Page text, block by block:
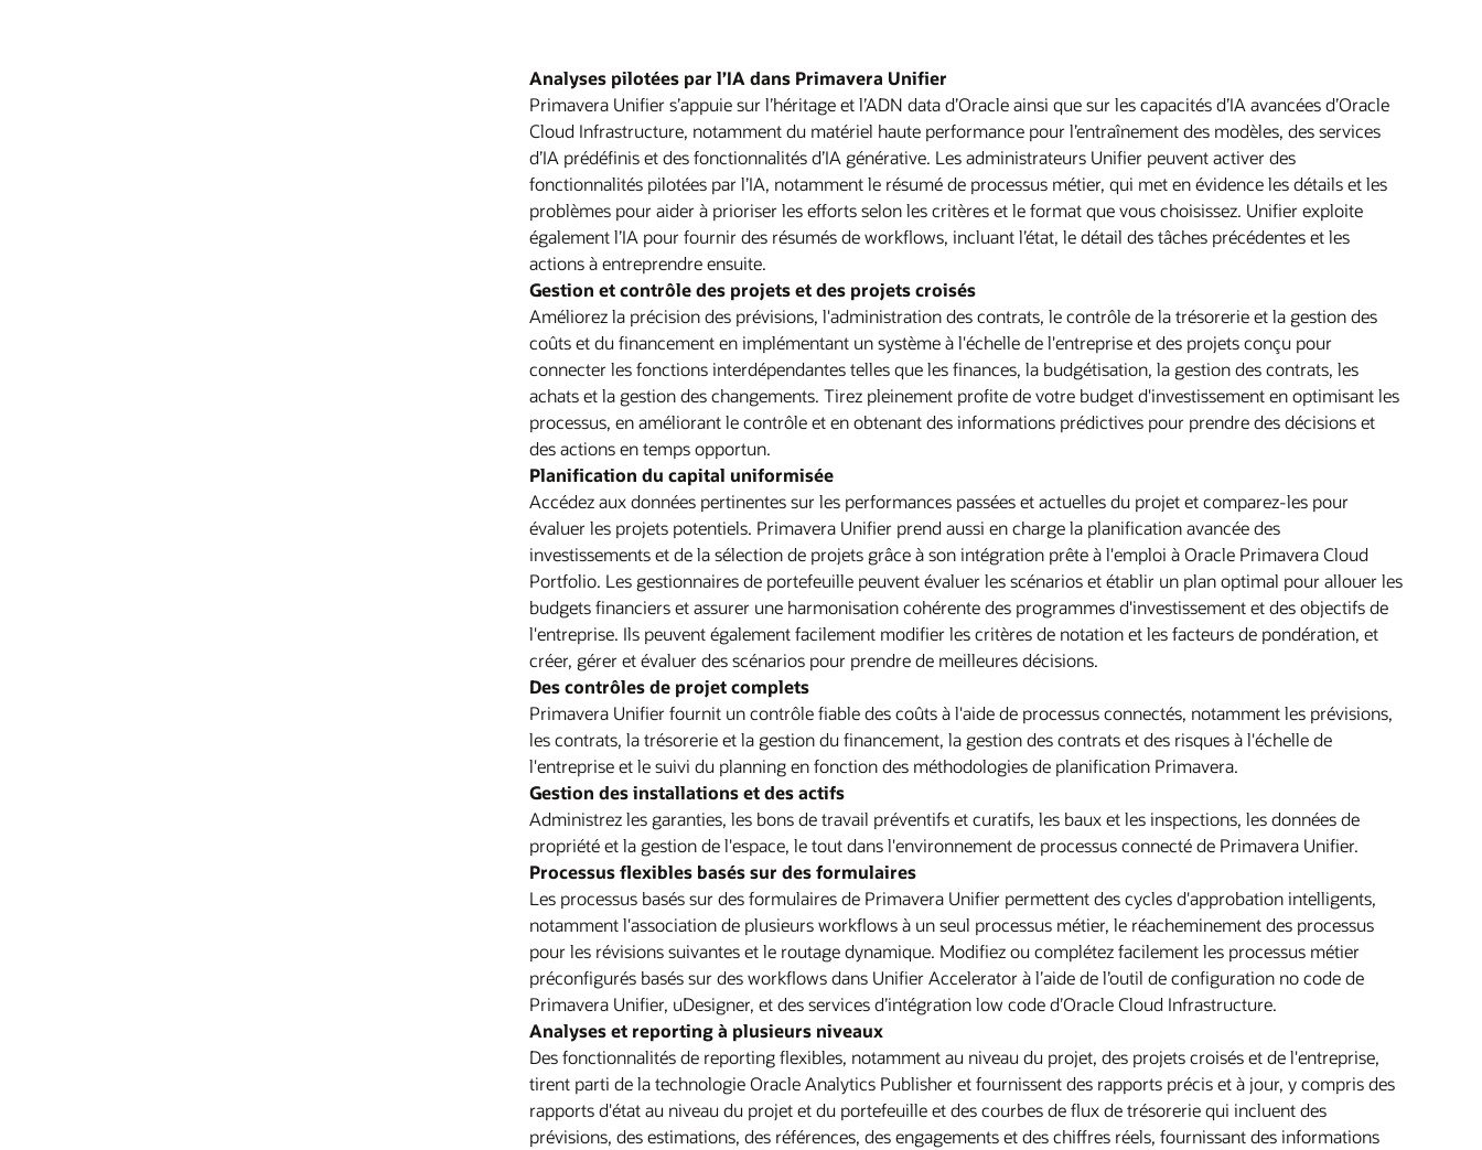
Analyses pilotées par l’IA dans Primavera Unifier
Primavera Unifier s’appuie sur l’héritage et l’ADN data d’Oracle ainsi que sur les capacités d’IA avancées d’Oracle
Cloud Infrastructure, notamment du matériel haute performance pour l’entraînement des modèles, des services
d’IA prédéfinis et des fonctionnalités d’IA générative. Les administrateurs Unifier peuvent activer des
fonctionnalités pilotées par l’IA, notamment le résumé de processus métier, qui met en évidence les détails et les
problèmes pour aider à prioriser les efforts selon les critères et le format que vous choisissez. Unifier exploite
également l’IA pour fournir des résumés de workflows, incluant l’état, le détail des tâches précédentes et les
actions à entreprendre ensuite.
Gestion et contrôle des projets et des projets croisés
Améliorez la précision des prévisions, l'administration des contrats, le contrôle de la trésorerie et la gestion des
coûts et du financement en implémentant un système à l'échelle de l'entreprise et des projets conçu pour
connecter les fonctions interdépendantes telles que les finances, la budgétisation, la gestion des contrats, les
achats et la gestion des changements. Tirez pleinement profite de votre budget d'investissement en optimisant les
processus, en améliorant le contrôle et en obtenant des informations prédictives pour prendre des décisions et
des actions en temps opportun.
Planification du capital uniformisée
Accédez aux données pertinentes sur les performances passées et actuelles du projet et comparez-les pour
évaluer les projets potentiels. Primavera Unifier prend aussi en charge la planification avancée des
investissements et de la sélection de projets grâce à son intégration prête à l'emploi à Oracle Primavera Cloud
Portfolio. Les gestionnaires de portefeuille peuvent évaluer les scénarios et établir un plan optimal pour allouer les
budgets financiers et assurer une harmonisation cohérente des programmes d'investissement et des objectifs de
l'entreprise. Ils peuvent également facilement modifier les critères de notation et les facteurs de pondération, et
créer, gérer et évaluer des scénarios pour prendre de meilleures décisions.
Des contrôles de projet complets
Primavera Unifier fournit un contrôle fiable des coûts à l'aide de processus connectés, notamment les prévisions,
les contrats, la trésorerie et la gestion du financement, la gestion des contrats et des risques à l'échelle de
l'entreprise et le suivi du planning en fonction des méthodologies de planification Primavera.
Gestion des installations et des actifs
Administrez les garanties, les bons de travail préventifs et curatifs, les baux et les inspections, les données de
propriété et la gestion de l'espace, le tout dans l'environnement de processus connecté de Primavera Unifier.
Processus flexibles basés sur des formulaires
Les processus basés sur des formulaires de Primavera Unifier permettent des cycles d'approbation intelligents,
notamment l'association de plusieurs workflows à un seul processus métier, le réacheminement des processus
pour les révisions suivantes et le routage dynamique. Modifiez ou complétez facilement les processus métier
préconfigurés basés sur des workflows dans Unifier Accelerator à l’aide de l’outil de configuration no code de
Primavera Unifier, uDesigner, et des services d’intégration low code d’Oracle Cloud Infrastructure.
Analyses et reporting à plusieurs niveaux
Des fonctionnalités de reporting flexibles, notamment au niveau du projet, des projets croisés et de l'entreprise,
tirent parti de la technologie Oracle Analytics Publisher et fournissent des rapports précis et à jour, y compris des
rapports d'état au niveau du projet et du portefeuille et des courbes de flux de trésorerie qui incluent des
prévisions, des estimations, des références, des engagements et des chiffres réels, fournissant des informations